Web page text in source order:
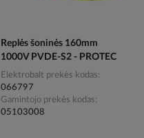
Replės šoninės 160mm
1000V PVDE-S2 - PROTEC
Elektrobalt prekės kodas
066797
Gamintojo prekės kodas
05103008